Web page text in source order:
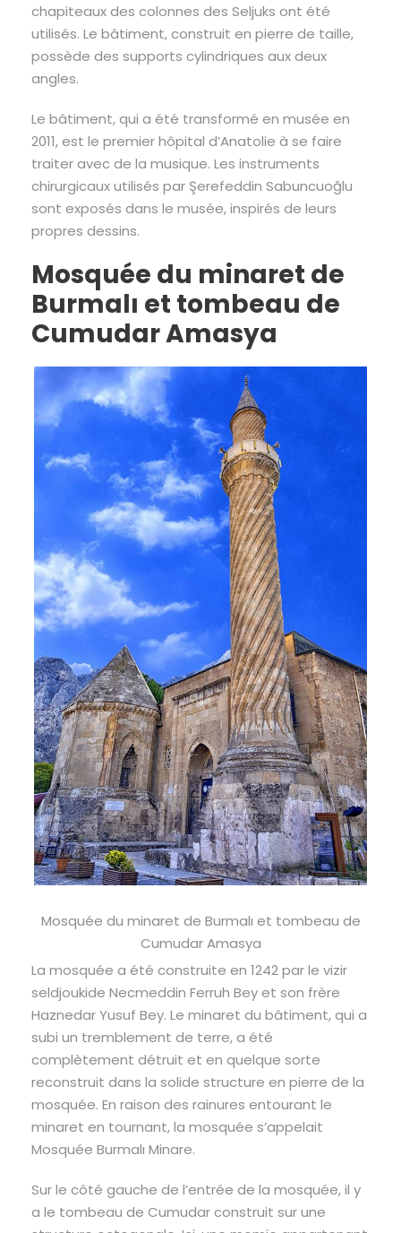
chapiteaux des colonnes des Seljuks ont été
utilisés. Le bâtiment, construit en pierre de taille,
possède des supports cylindriques aux deux
angles.
Le bâtiment, qui a été transformé en musée en
2011, est le premier hôpital d’Anatolie à se faire
traiter avec de la musique. Les instruments
chirurgicaux utilisés par Şerefeddin Sabuncuoğlu
sont exposés dans le musée, inspirés de leurs
propres dessins.
Mosquée du minaret de
Burmalı et tombeau de
Cumudar Amasya
Mosquée du minaret de Burmalı et tombeau de
Cumudar Amasya
La mosquée a été construite en 1242 par le vizir
seldjoukide Necmeddin Ferruh Bey et son frère
Haznedar Yusuf Bey. Le minaret du bâtiment, qui a
subi un tremblement de terre, a été
complètement détruit et en quelque sorte
reconstruit dans la solide structure en pierre de la
mosquée. En raison des rainures entourant le
minaret en tournant, la mosquée s’appelait
Mosquée Burmalı Minare.
Sur le côté gauche de l’entrée de la mosquée, il y
a le tombeau de Cumudar construit sur une